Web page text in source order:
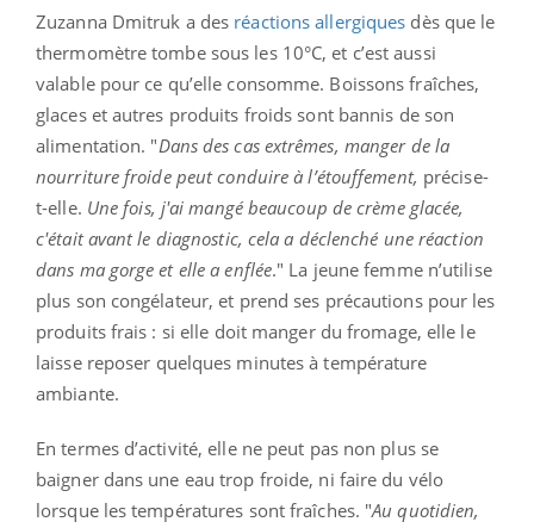
Zuzanna Dmitruk a des réactions allergiques dès que le
thermomètre tombe sous les 10°C, et c’est aussi
valable pour ce qu’elle consomme. Boissons fraîches,
glaces et autres produits froids sont bannis de son
alimentation. "Dans des cas extrêmes, manger de la
nourriture froide peut conduire à l’étouffement, précise-
t-elle. Une fois, j'ai mangé beaucoup de crème glacée,
c'était avant le diagnostic, cela a déclenché une réaction
dans ma gorge et elle a enflée." La jeune femme n’utilise
plus son congélateur, et prend ses précautions pour les
produits frais : si elle doit manger du fromage, elle le
laisse reposer quelques minutes à température
ambiante.
En termes d’activité, elle ne peut pas non plus se
baigner dans une eau trop froide, ni faire du vélo
lorsque les températures sont fraîches. "Au quotidien,